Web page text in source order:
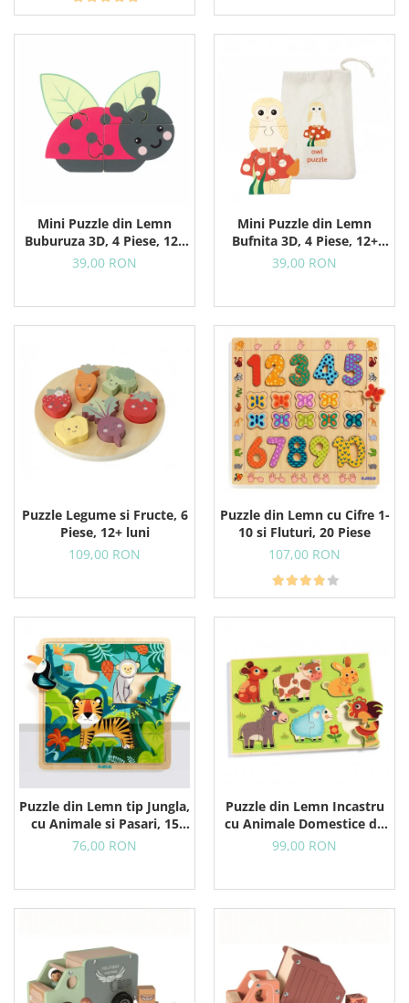
Mini Puzzle din Lemn
Buburuza 3D, 4 Piese, 12+
Luni
39,00 RON
Mini Puzzle din Lemn
Bufnita 3D, 4 Piese, 12+
Luni
39,00 RON
Puzzle Legume si Fructe, 6
Piese, 12+ luni
109,00 RON
Puzzle din Lemn cu Cifre 1-
10 si Fluturi, 20 Piese
107,00 RON
Puzzle din Lemn tip Jungla,
cu Animale si Pasari, 15
Piese
76,00 RON
Puzzle din Lemn Incastru
cu Animale Domestice de
la Ferma, 12 Piese
99,00 RON